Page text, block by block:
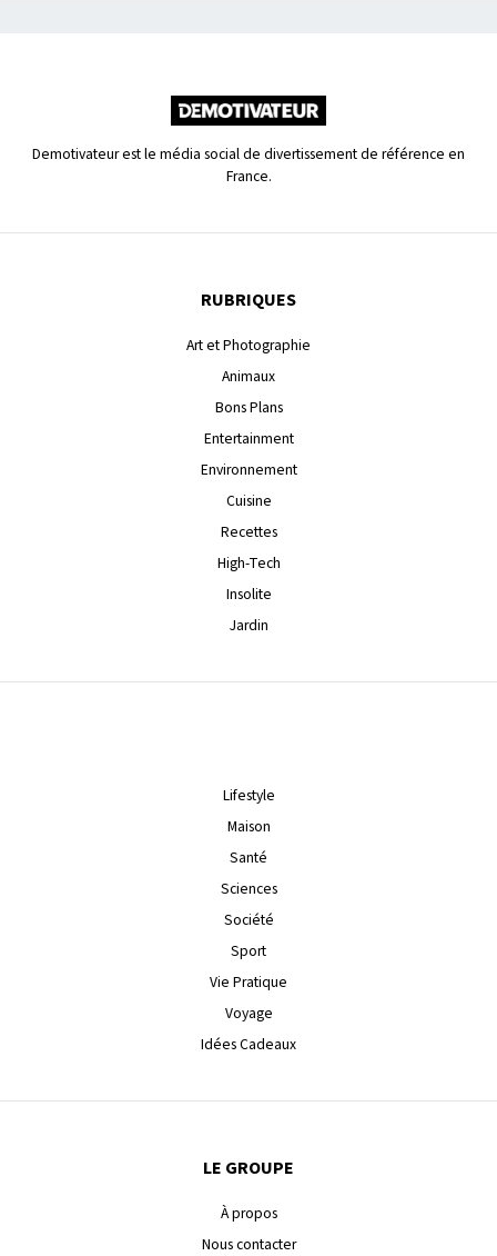
Demotivateur est le média social de divertissement de référence en
France.
RUBRIQUES
Art et Photographie
Animaux
Bons Plans
Entertainment
Environnement
Cuisine
Recettes
High-Tech
Insolite
Jardin
Lifestyle
Maison
Santé
Sciences
Société
Sport
Vie Pratique
Voyage
Idées Cadeaux
LE GROUPE
À propos
Nous contacter